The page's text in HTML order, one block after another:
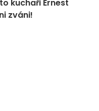
kuchaři Ernest
zváni!